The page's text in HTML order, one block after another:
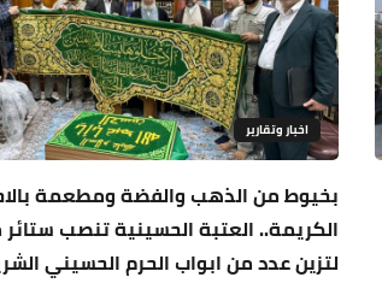
اخبار وتقارير
بخيوط من الذهب والفضة ومطعمة
الكريمة.. العتبة الحسينية تنصب
لتزين عدد من ابواب الحرم الحسيني